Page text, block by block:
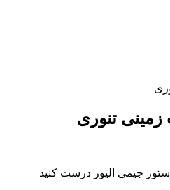
تنوری
جیمی الیور درست کنید